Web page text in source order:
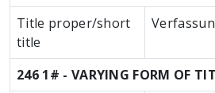
Title proper/short
title
246 1# - VARYING FORM OF